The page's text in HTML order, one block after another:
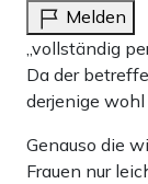
Melden
„vollständig
Da der
derjenige
Genauso die
Frauen nur